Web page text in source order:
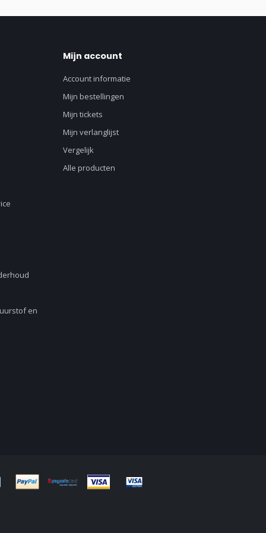
en
Mijn account
Account informatie
Mijn bestellingen
Mijn tickets
Mijn verlanglijst
Vergelijk
Alle producten